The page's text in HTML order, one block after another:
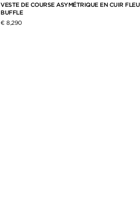
VESTE DE COURSE ASYMÉTRIQUE EN CUIR
BUFFLE
€ 8,290